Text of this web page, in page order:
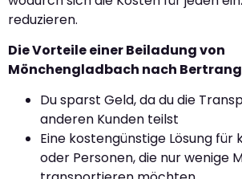
reduzieren.
Die Vorteile einer Beiladung von
Mönchengladbach nach
Du sparst Geld, da du die
anderen Kunden teilst
Eine kostengünstige Lösung für
oder Personen, die nur wenige